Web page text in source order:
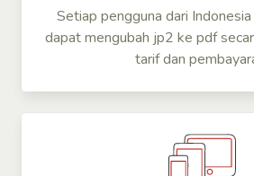
Setiap pengguna dari
dapat mengubah jp2 ke pdf
tarif dan